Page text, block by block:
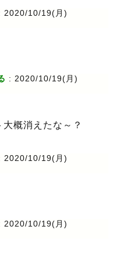
2020/10/19(月)
: 2020/10/19(月)
概消えたな～？
2020/10/19(月)
2020/10/19(月)